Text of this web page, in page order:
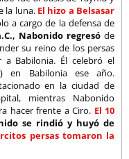
la luna. El hizo a Belsasar
a cargo de la defensa de
Nabonido regresó de
su reino de los persas
a Babilonia. Él celebró el
en Babilonia ese año.
en la ciudad de
mientras Nabonido
hacer frente a Ciro. El 10
se rindió y huyó de
persas tomaron la